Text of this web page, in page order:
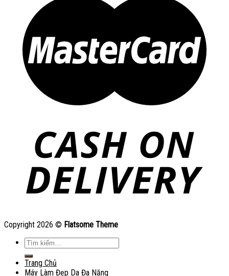
Copyright 2026 © Flatsome Theme
Tìm
kiếm:
Trang Chủ
Máy Làm Đẹp Da Đa Năng